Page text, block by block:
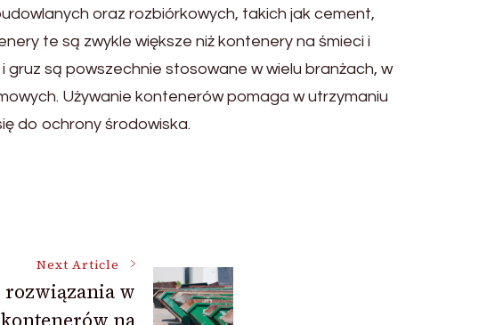
oraz rozbiórkowych, takich jak cement,
te są zwykle większe niż kontenery na śmieci i
są powszechnie stosowane w wielu branżach, w
Używanie kontenerów pomaga w utrzymaniu
do ochrony środowiska.
Next Article
rozwiązania w